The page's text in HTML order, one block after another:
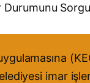
Durumunu
imar